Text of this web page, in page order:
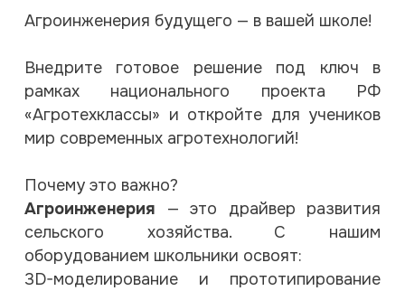
Агроинженерия будущего — в вашей школе!
Внедрите готовое решение под ключ в
рамках национального проекта РФ
«Агротехклассы» и откройте для учеников
мир современных агротехнологий!
Почему это важно?
Агроинженерия — это драйвер развития
сельского хозяйства. С нашим
оборудованием школьники освоят:
3D-моделирование и прототипирование